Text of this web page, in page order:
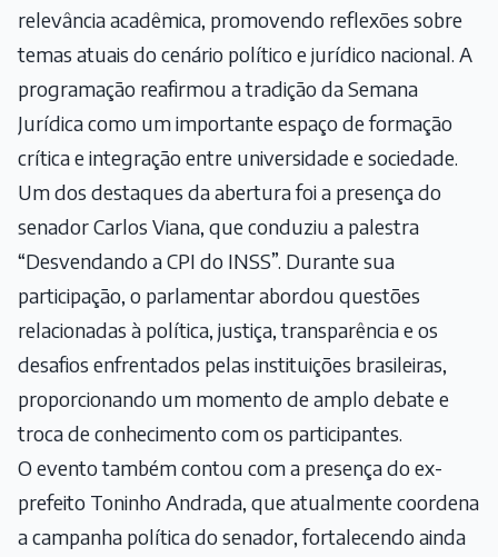
relevância acadêmica, promovendo reflexões sobre
temas atuais do cenário político e jurídico nacional. A
programação reafirmou a tradição da Semana
Jurídica como um importante espaço de formação
crítica e integração entre universidade e sociedade.
Um dos destaques da abertura foi a presença do
senador Carlos Viana, que conduziu a palestra
“Desvendando a CPI do INSS”. Durante sua
participação, o parlamentar abordou questões
relacionadas à política, justiça, transparência e os
desafios enfrentados pelas instituições brasileiras,
proporcionando um momento de amplo debate e
troca de conhecimento com os participantes.
O evento também contou com a presença do ex-
prefeito Toninho Andrada, que atualmente coordena
a campanha política do senador, fortalecendo ainda